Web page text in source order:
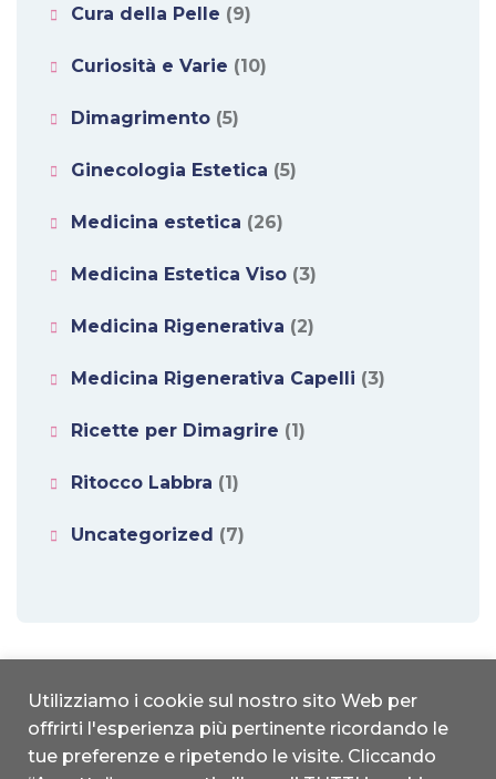
Cura della Pelle (9)
Curiosità e Varie (10)
Dimagrimento (5)
Ginecologia Estetica (5)
Medicina estetica (26)
Medicina Estetica Viso (3)
Medicina Rigenerativa (2)
Medicina Rigenerativa Capelli (3)
Ricette per Dimagrire (1)
Ritocco Labbra (1)
Uncategorized (7)
studionice.it | Copyright 2022 © All Rights reserved | Designed by
MDL|Global
Utilizziamo i cookie sul nostro sito Web per
offrirti l'esperienza più pertinente ricordando le
tue preferenze e ripetendo le visite. Cliccando